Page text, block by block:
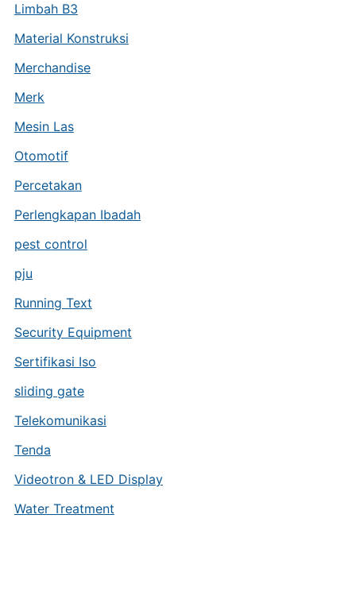
Limbah B3
Material Konstruksi
Merchandise
Merk
Mesin Las
Otomotif
Percetakan
Perlengkapan Ibadah
pest control
pju
Running Text
Security Equipment
Sertifikasi Iso
sliding gate
Telekomunikasi
Tenda
Videotron & LED Display
Water Treatment